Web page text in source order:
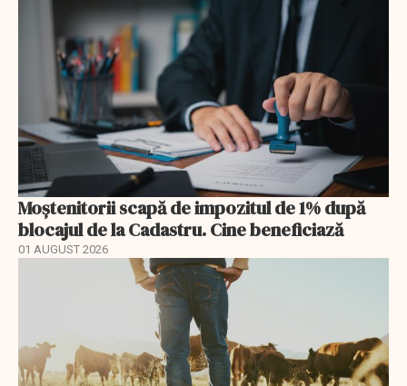
Moștenitorii scapă de impozitul de 1% după
blocajul de la Cadastru. Cine beneficiază
01 AUGUST 2026